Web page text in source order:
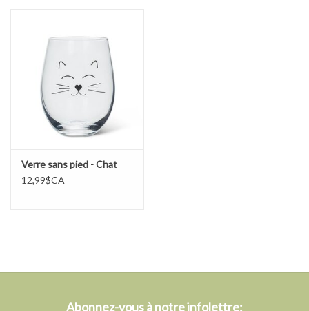
Verre sans pied - Chat
12,99$CA
Abonnez-vous à notre infolettre: